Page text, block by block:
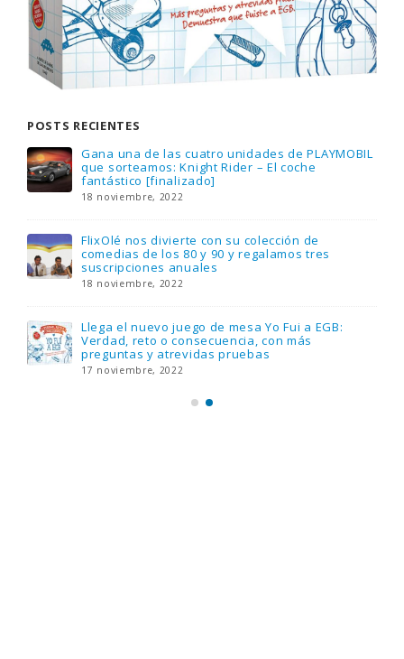
POSTS RECIENTES
Gana una de las cuatro unidades de PLAYMOBIL
que sorteamos: Knight Rider – El coche
fantástico [finalizado]
18 noviembre, 2022
FlixOlé nos divierte con su colección de
comedias de los 80 y 90 y regalamos tres
suscripciones anuales
18 noviembre, 2022
Llega el nuevo juego de mesa Yo Fui a EGB:
Verdad, reto o consecuencia, con más
preguntas y atrevidas pruebas
17 noviembre, 2022